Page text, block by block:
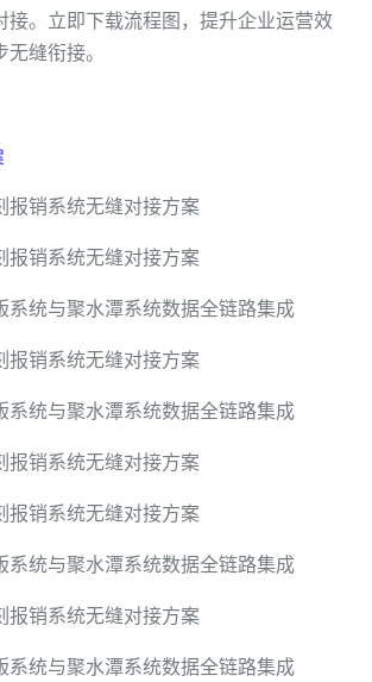
接。立即下载流程图，提升企业运营效
缝衔接。
报销系统无缝对接方案
报销系统无缝对接方案
系统与聚水潭系统数据全链路集成
报销系统无缝对接方案
系统与聚水潭系统数据全链路集成
报销系统无缝对接方案
报销系统无缝对接方案
系统与聚水潭系统数据全链路集成
报销系统无缝对接方案
系统与聚水潭系统数据全链路集成